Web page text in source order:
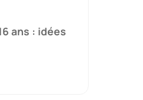
ans : idées